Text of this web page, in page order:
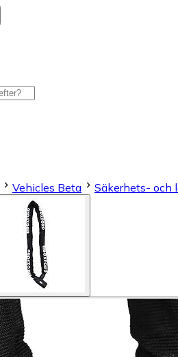
Vehicles Beta Säkerhets- och